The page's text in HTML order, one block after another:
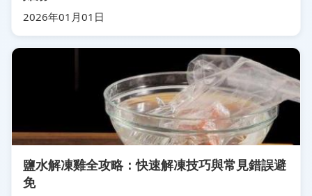
2026年01月01日
鹽水解凍雞全攻略：快速解凍技巧與常見錯誤避
免